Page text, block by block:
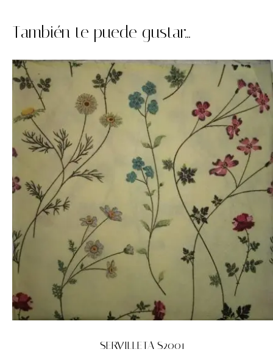
También te puede gustar...
SERVILLETA S2001